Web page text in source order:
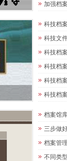
加强档
科技档
科技文
科技档
科技档
科技档
科技档
档案馆
三步做
档案管
不同类